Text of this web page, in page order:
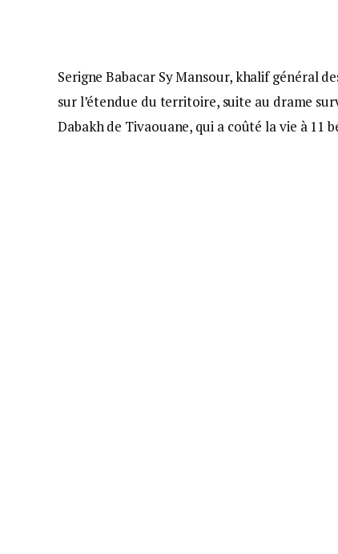
Serigne Babacar Sy Mansour, khalif général
sur l’étendue du territoire, suite au drame
Dabakh de Tivaouane, qui a coûté la vie à 11